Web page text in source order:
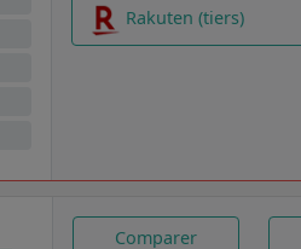
100 cycles par rapport à G
Rakuten (tiers)
Comparer